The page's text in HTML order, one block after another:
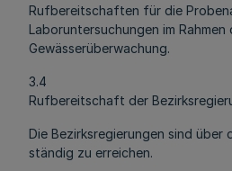
Rufbereitschaften für die
Laboruntersuchungen im Rahmen
Gewässerüberwachung.
3.4
Rufbereitschaft der
Die Bezirksregierungen sind
ständig zu erreichen.